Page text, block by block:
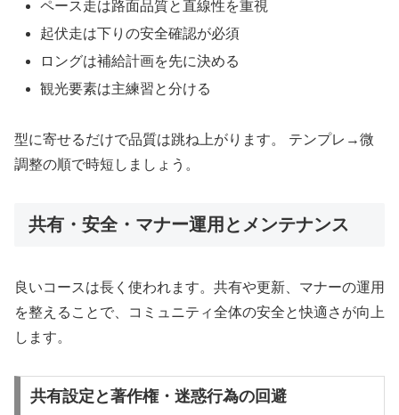
ペース走は路面品質と直線性を重視
起伏走は下りの安全確認が必須
ロングは補給計画を先に決める
観光要素は主練習と分ける
型に寄せるだけで品質は跳ね上がります。 テンプレ→微
調整の順で時短しましょう。
共有・安全・マナー運用とメンテナンス
良いコースは長く使われます。共有や更新、マナーの運用
を整えることで、コミュニティ全体の安全と快適さが向上
します。
共有設定と著作権・迷惑行為の回避